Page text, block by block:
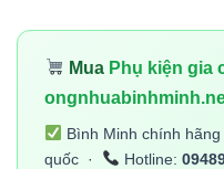
Mua Phụ kiện gia
Bình Minh chính
quốc ·
Hotline: